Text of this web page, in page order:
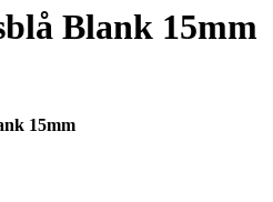
Blank 15mm
15mm